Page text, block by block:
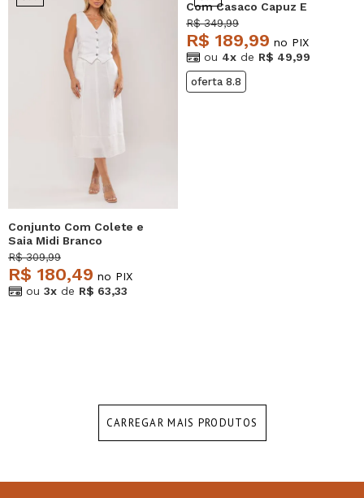
Conjunto Com Colete e
Saia Midi Branco
Salvatore
R$ 309,99
R$ 180,49 no PIX
ou 3x de R$ 63,33
Com Casaco Capuz E
Calça Jogger Rosa
Salvatore
R$ 349,99
R$ 189,99 no PIX
ou 4x de R$ 49,99
oferta 8.8
CARREGAR MAIS PRODUTOS